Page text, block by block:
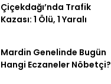
Çiçekdağı’nda Trafik
Kazası: 1 Ölü, 1 Yaralı
Mardin Genelinde Bugün
Hangi Eczaneler Nöbetçi?